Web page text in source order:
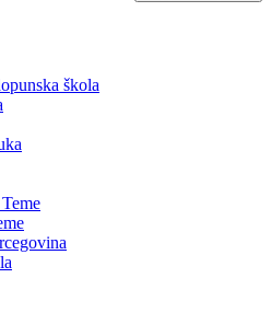
škola